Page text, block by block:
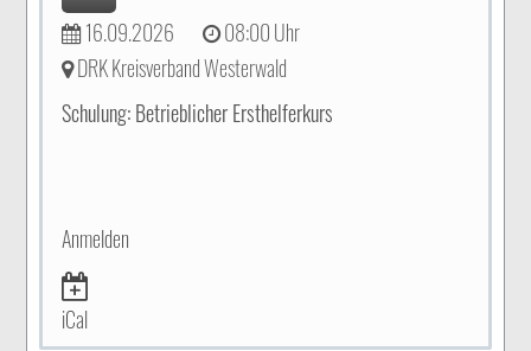
16.09.2026 08:00 Uhr
DRK Kreisverband Westerwald
Schulung: Betrieblicher Ersthelferkurs
Anmelden
iCal